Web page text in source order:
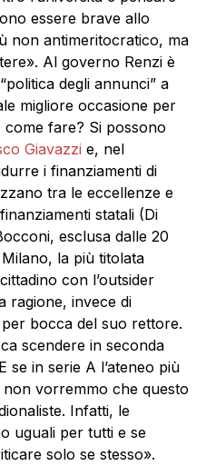
essere brave allo
non antimeritocratico, ma
Al governo Renzi è
degli annunci” a
migliore occasione per
fare? Si possono
Giavazzi e, nel
i finanziamenti di
tra le eccellenze e
statali (Di
esclusa dalle 20
la più titolata
con l’outsider
ragione, invece di
bocca del suo rettore.
scendere in seconda
se in serie A l’ateneo più
vorremmo che questo
Infatti, le
uguali per tutti e se
solo se stesso».